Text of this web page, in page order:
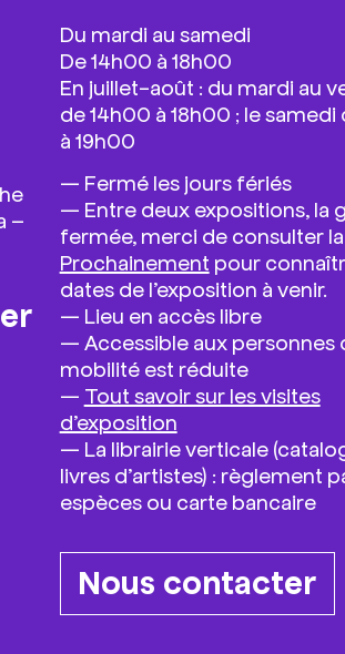
–
Du mardi au samedi
De 14h00 à 18h00
En juillet-août : du mardi au
de 14h00 à 18h00 ; le samedi
à 19h00
— Fermé les jours fériés
— Entre deux expositions, la
fermée, merci de consulter
Prochainement pour
dates de l’exposition à venir.
— Lieu en accès libre
— Accessible aux personnes
mobilité est réduite
— Tout savoir sur les visites
d’exposition
— La librairie verticale
livres d’artistes) : règlement
espèces ou carte bancaire
Nous contacter